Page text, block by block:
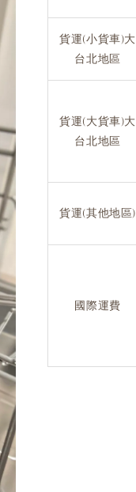
貨運(小貨車)大
台北地區
貨運(大貨車)大
台北地區
貨運(其他地區)
國際運費